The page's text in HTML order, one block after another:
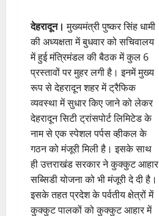
देहरादून। मुख्यमंत्री पुष्कर सिंह धामी
की अध्यक्षता में बुधवार को सचिवालय
में हुई मंत्रिमंडल की बैठक में कुल 6
प्रस्तावों पर मुहर लगी है। इनमें मुख्य
रूप से देहरादून शहर में ट्रैफिक
व्यवस्था में सुधार किए जाने को लेकर
देहरादून सिटी ट्रांसपोर्ट लिमिटेड के
नाम से एक स्पेशल पर्पस व्हीकल के
गठन को मंजूरी मिली है। इसके साथ
ही उत्तराखंड सरकार ने कुक्कुट आहार
सब्सिडी योजना को भी मंजूरी दे दी है।
इसके तहत प्रदेश के पर्वतीय क्षेत्रों में
कुक्कुट पालकों को कुक्कुट आहार में